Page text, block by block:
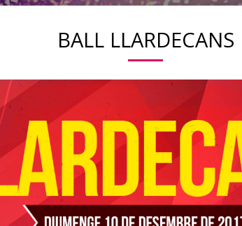
BALL LLARDECANS